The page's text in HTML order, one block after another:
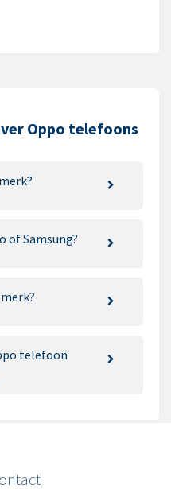
Oppo telefoons
of Samsung?
telefoon